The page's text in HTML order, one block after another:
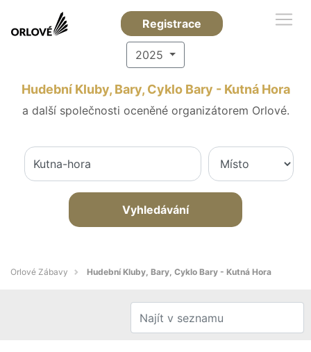
Registrace
2025
Hudební Kluby, Bary, Cyklo Bary - Kutná Hora
a další společnosti oceněné organizátorem Orlové.
Vyhledávání
Orlové Zábavy Hudební Kluby, Bary, Cyklo Bary - Kutná Hora